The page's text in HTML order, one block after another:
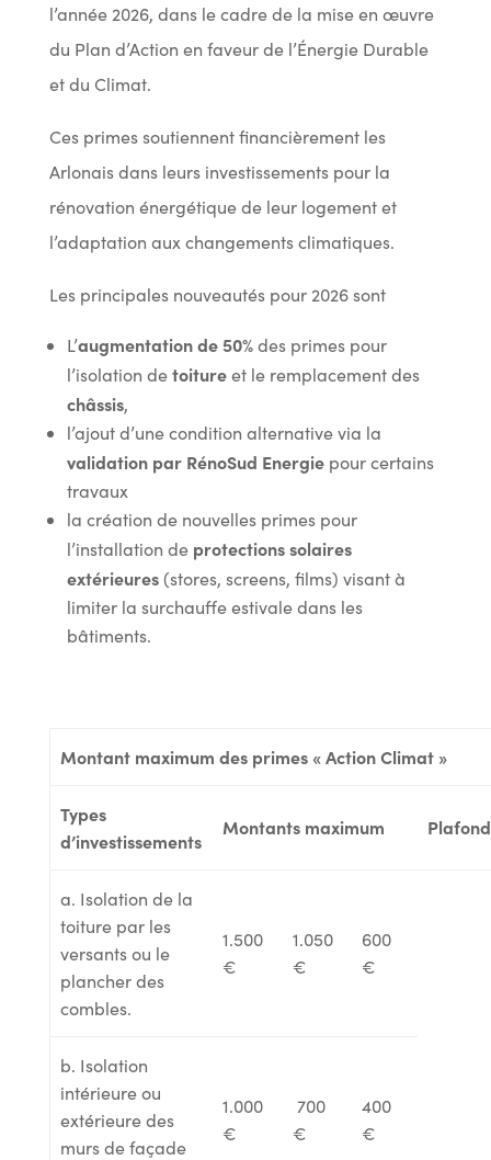
l’année 2026, dans le cadre de la mise en œuvre
du Plan d’Action en faveur de l’Énergie Durable
et du Climat.
Ces primes soutiennent financièrement les
Arlonais dans leurs investissements pour la
rénovation énergétique de leur logement et
l’adaptation aux changements climatiques.
Les principales nouveautés pour 2026 sont
L’augmentation de 50%des primes pour
l’isolation detoitureet le remplacement des
châssis,
l’ajout d’une condition alternative via la
validation par RénoSud Energiepour certains
travaux
la création de nouvelles primes pour
l’installation deprotections solaires
extérieures(stores, screens, films) visant à
limiter la surchauffe estivale dans les
bâtiments.
Montant maximum des primes « Action Climat »
Types
d’investissements
Montants maximum
a. Isolation de la
toiture par les
versants ou le
plancher des
combles.
1.500
€
1.050
€
600
€
b. Isolation
intérieure ou
extérieure des
murs de façade
1.000
€
700
€
400
€